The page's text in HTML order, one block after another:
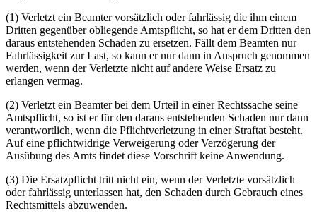
(1) Verletzt ein Beamter vorsätzlich oder fahrlässig die ihm einem
Dritten gegenüber obliegende Amtspflicht, so hat er dem Dritten den
daraus entstehenden Schaden zu ersetzen. Fällt dem Beamten nur
Fahrlässigkeit zur Last, so kann er nur dann in Anspruch genommen
werden, wenn der Verletzte nicht auf andere Weise Ersatz zu
erlangen vermag.
(2) Verletzt ein Beamter bei dem Urteil in einer Rechtssache seine
Amtspflicht, so ist er für den daraus entstehenden Schaden nur dann
verantwortlich, wenn die Pflichtverletzung in einer Straftat besteht.
Auf eine pflichtwidrige Verweigerung oder Verzögerung der
Ausübung des Amts findet diese Vorschrift keine Anwendung.
(3) Die Ersatzpflicht tritt nicht ein, wenn der Verletzte vorsätzlich
oder fahrlässig unterlassen hat, den Schaden durch Gebrauch eines
Rechtsmittels abzuwenden.